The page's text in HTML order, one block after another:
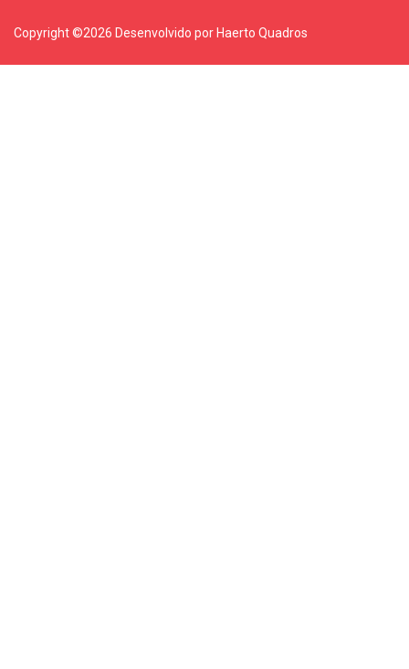
Copyright ©2026 Desenvolvido por Haerto Quadros